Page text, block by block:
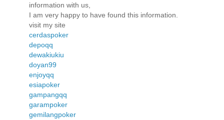
information with us,
I am very happy to have found this information.
visit my site
cerdaspoker
depoqq
dewakiukiu
doyan99
enjoyqq
esiapoker
gampangqq
garampoker
gemilangpoker